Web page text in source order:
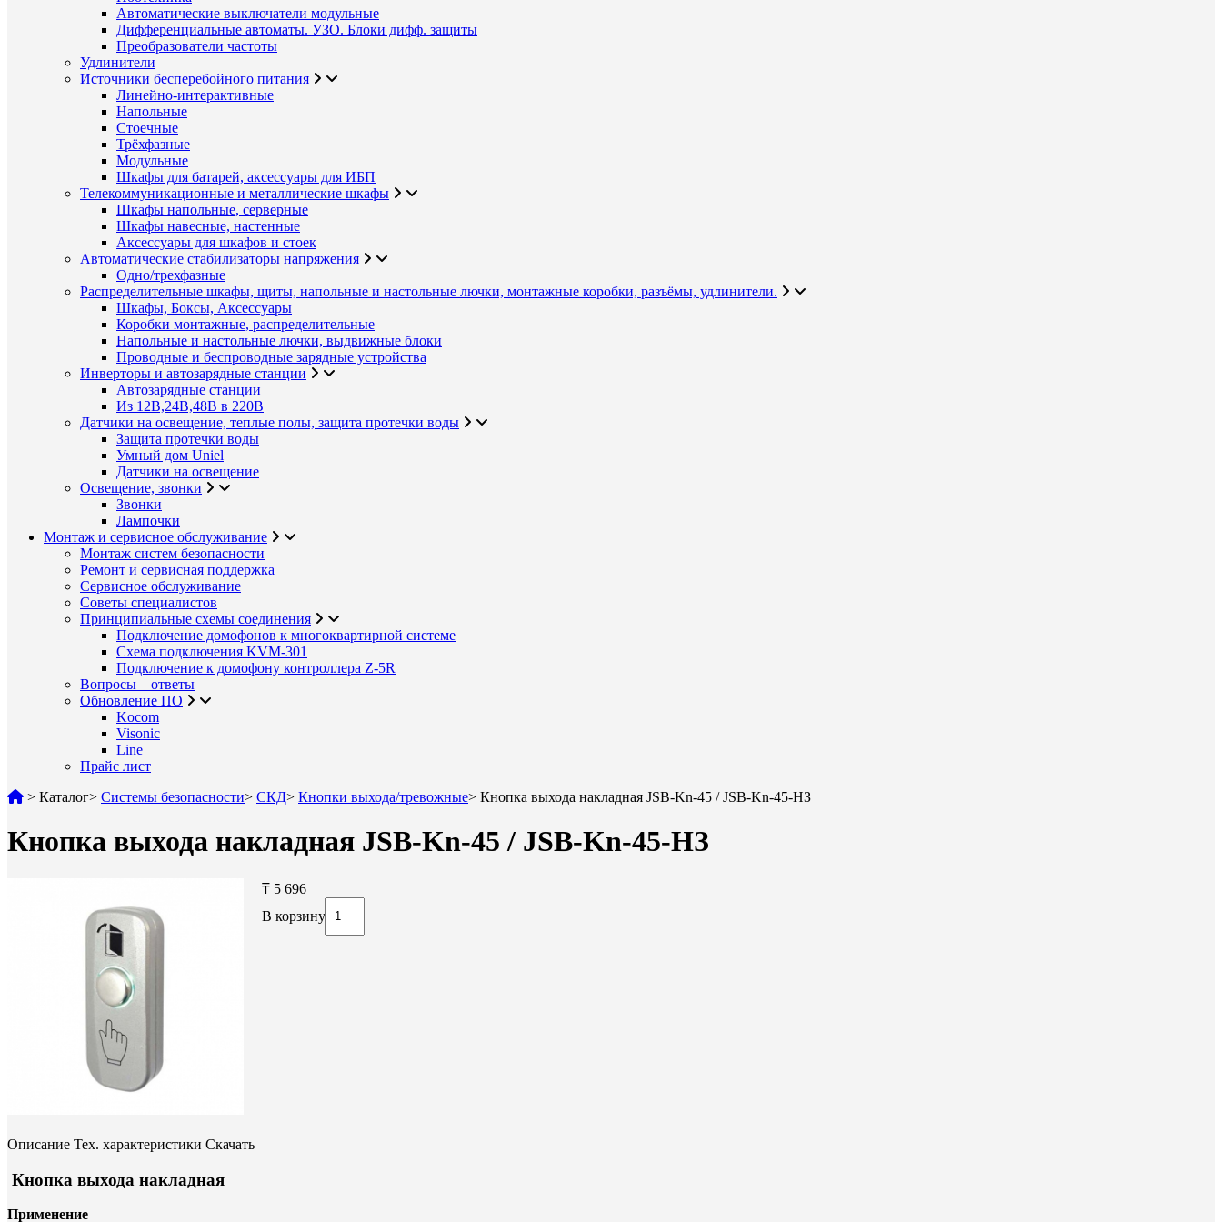
Автоматические выключатели модульные
Дифференциальные автоматы. УЗО. Блоки дифф. защиты
Преобразователи частоты
Удлинители
Источники бесперебойного питания
Линейно-интерактивные
Напольные
Стоечные
Трёхфазные
Модульные
Шкафы для батарей, аксессуары для ИБП
Телекоммуникационные и металлические шкафы
Шкафы напольные, серверные
Шкафы навесные, настенные
Аксессуары для шкафов и стоек
Автоматические стабилизаторы напряжения
Одно/трехфазные
Распределительные шкафы, щиты, напольные и настольные лючки, монтажные коробки, разъёмы, удлинители.
Шкафы, Боксы, Аксессуары
Коробки монтажные, распределительные
Напольные и настольные лючки, выдвижные блоки
Проводные и беспроводные зарядные устройства
Инверторы и автозарядные станции
Автозарядные станции
Из 12В,24В,48В в 220В
Датчики на освещение, теплые полы, защита протечки воды
Защита протечки воды
Умный дом Uniel
Датчики на освещение
Освещение, звонки
Звонки
Лампочки
Монтаж и сервисное обслуживание
Монтаж систем безопасности
Ремонт и сервисная поддержка
Сервисное обслуживание
Советы специалистов
Принципиальные схемы соединения
Подключение домофонов к многоквартирной системе
Схема подключения KVM-301
Подключение к домофону контроллера Z-5R
Вопросы – ответы
Обновление ПО
Kocom
Visonic
Line
Прайс лист
> Каталог> Системы безопасности> СКД> Кнопки выхода/тревожные> Кнопка выхода накладная JSB-Kn-45 / JSB-Kn-45-НЗ
Кнопка выхода накладная JSB-Kn-45 / JSB-Kn-45-НЗ
₸ 5 696
В корзину
Описание Тех. характеристики Скачать
Кнопка выхода накладная
Применение